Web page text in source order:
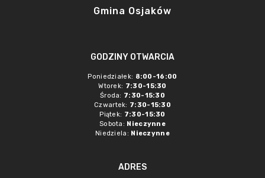
Gmina Osjaków
GODZINY OTWARCIA
Poniedziałek: 8:00-16:00
Wtorek: 7:30-15:30
Środa: 7:30-15:30
Czwartek: 7:30-15:30
Piątek: 7:30-15:30
Sobota: Nieczynne
Niedziela: Nieczynne
ADRES